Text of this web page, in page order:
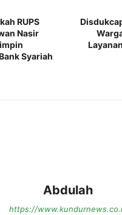
RUPS
Nasir
Syariah
Abdulah
https://